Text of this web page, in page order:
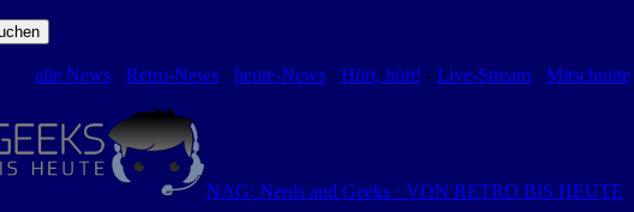
alle News ⋅ Retro-News ⋅ heute-News ⋅ Hört, hört! - Live-Stream ⋅ Mitschnitte
NAG: Nerds and Geeks · VON RETRO BIS HEUTE